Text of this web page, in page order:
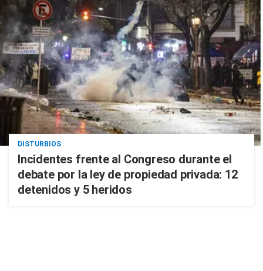
DISTURBIOS
Incidentes frente al Congreso durante el
debate por la ley de propiedad privada: 12
detenidos y 5 heridos